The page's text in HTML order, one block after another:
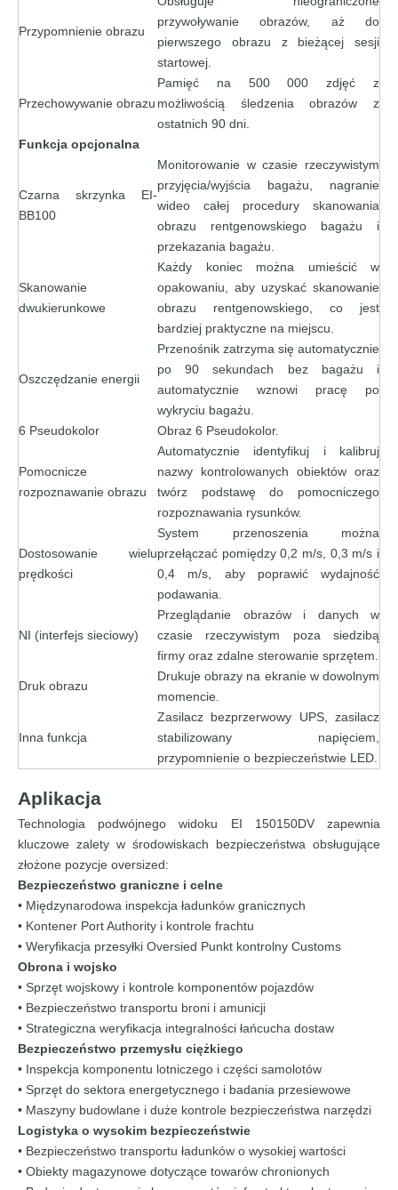
Przypomnienie obrazu
przywoływanie obrazów, aż do
pierwszego obrazu z bieżącej sesji
startowej.
Przechowywanie obrazu
Pamięć na 500 000 zdjęć z
możliwością śledzenia obrazów z
ostatnich 90 dni.
Funkcja opcjonalna
Czarna skrzynka EI-
BB100
Monitorowanie w czasie rzeczywistym
przyjęcia/wyjścia bagażu, nagranie
wideo całej procedury skanowania
obrazu rentgenowskiego bagażu i
przekazania bagażu.
Skanowanie
dwukierunkowe
Każdy koniec można umieścić w
opakowaniu, aby uzyskać skanowanie
obrazu rentgenowskiego, co jest
bardziej praktyczne na miejscu.
Oszczędzanie energii
Przenośnik zatrzyma się automatycznie
po 90 sekundach bez bagażu i
automatycznie wznowi pracę po
wykryciu bagażu.
6 Pseudokolor
Obraz 6 Pseudokolor.
Pomocnicze
rozpoznawanie obrazu
Automatycznie identyfikuj i kalibruj
nazwy kontrolowanych obiektów oraz
twórz podstawę do pomocniczego
rozpoznawania rysunków.
Dostosowanie wielu
prędkości
System przenoszenia można
przełączać pomiędzy 0,2 m/s, 0,3 m/s i
0,4 m/s, aby poprawić wydajność
podawania.
NI (interfejs sieciowy)
Przeglądanie obrazów i danych w
czasie rzeczywistym poza siedzibą
firmy oraz zdalne sterowanie sprzętem.
Druk obrazu
Drukuje obrazy na ekranie w dowolnym
momencie.
Inna funkcja
Zasilacz bezprzerwowy UPS, zasilacz
stabilizowany napięciem,
przypomnienie o bezpieczeństwie LED.
Aplikacja
Technologia podwójnego widoku EI 150150DV zapewnia
kluczowe zalety w środowiskach bezpieczeństwa obsługujące
złożone pozycje oversized:
Bezpieczeństwo graniczne i celne
• Międzynarodowa inspekcja ładunków granicznych
• Kontener Port Authority i kontrole frachtu
• Weryfikacja przesyłki Oversied Punkt kontrolny Customs
Obrona i wojsko
• Sprzęt wojskowy i kontrole komponentów pojazdów
• Bezpieczeństwo transportu broni i amunicji
• Strategiczna weryfikacja integralności łańcucha dostaw
Bezpieczeństwo przemysłu ciężkiego
• Inspekcja komponentu lotniczego i części samolotów
• Sprzęt do sektora energetycznego i badania przesiewowe
• Maszyny budowlane i duże kontrole bezpieczeństwa narzędzi
Logistyka o wysokim bezpieczeństwie
• Bezpieczeństwo transportu ładunków o wysokiej wartości
• Obiekty magazynowe dotyczące towarów chronionych